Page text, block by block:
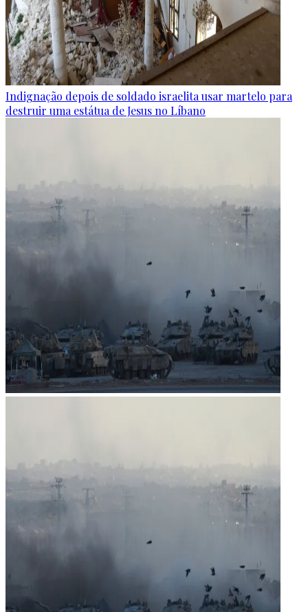
Indignação depois de soldado israelita usar martelo para
destruir uma estátua de Jesus no Líbano